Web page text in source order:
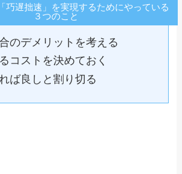
巧遅拙速」を実現するためにやっている
３つのこと
のデメリットを考える
コストを決めておく
ば良しと割り切る